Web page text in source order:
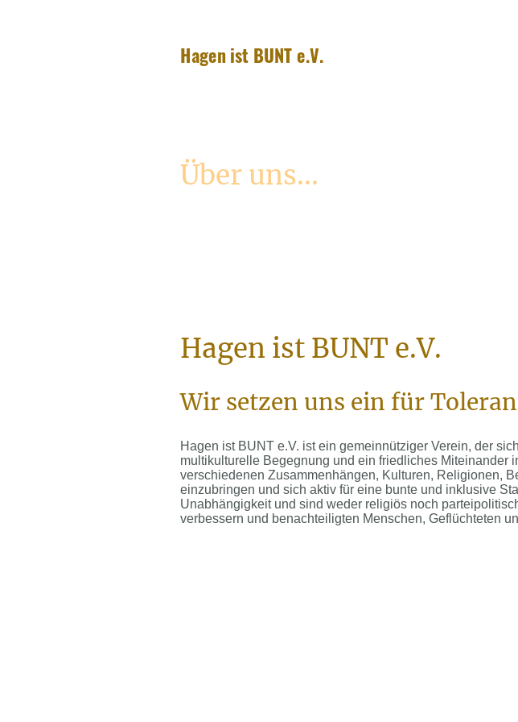
Hagen ist BUNT e.V.
Über uns...
Hagen ist BUNT e.V.
Wir setzen uns ein für
Hagen ist BUNT e.V. ist ein gemeinnütziger Verein, der
multikulturelle Begegnung und ein friedliches Miteinander
verschiedenen Zusammenhängen, Kulturen, Religionen,
einzubringen und sich aktiv für eine bunte und inklusive
Unabhängigkeit und sind weder religiös noch
verbessern und benachteiligten Menschen, Geflüchteten